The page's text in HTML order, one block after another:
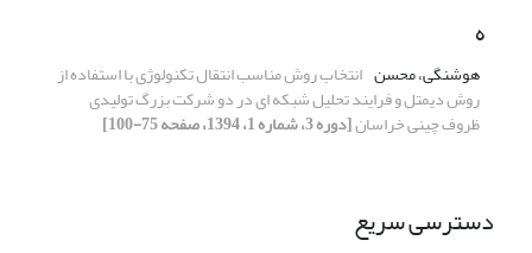
ه
هوشنگی، محسن انتخاب روش مناسب انتقال تکنولوژی با استفاده از
روش دیمتل و فرایند تحلیل شبکه ای در دو شرکت بزرگ تولیدی
ظروف چینی خراسان[دوره 3، شماره 1، 1394، صفحه 75-100]
دسترسی سریع